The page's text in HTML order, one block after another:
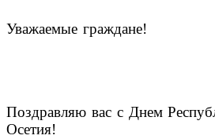
Уважаемые граждане!
Поздравляю вас с Днем
Осетия!